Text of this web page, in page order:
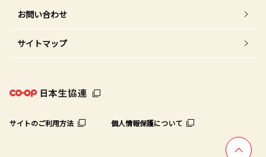
お問い合わせ
サイトマップ
サイトのご利用方法 個人情報保護について